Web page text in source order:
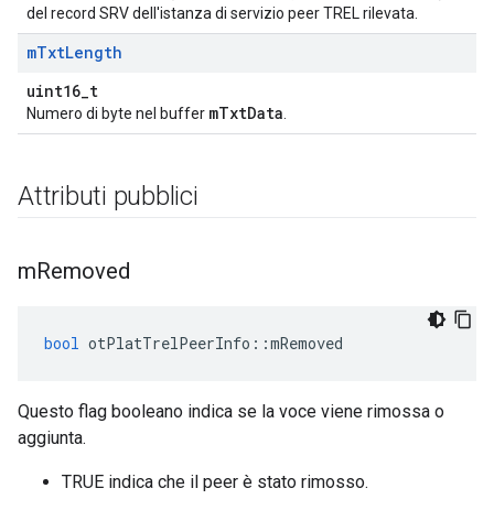
del record SRV dell'istanza di servizio peer TREL rilevata.
mTxtLength
uint16_t
Numero di byte nel buffer mTxtData
Attributi pubblici
mRemoved
bool otPlatTrelPeerInfo ::mRemoved
Questo flag booleano indica se la voce viene rimossa o
aggiunta.
TRUE indica che il peer è stato rimosso.